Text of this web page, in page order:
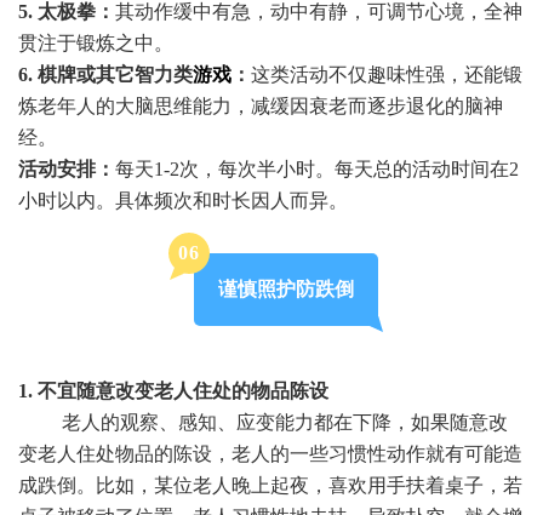
5. 太极拳： 其动作缓中有急，动中有静，可调节心境，全神
贯注于锻炼之中。
6. 棋牌或其它智力类游戏 ： 这类活动不仅趣味性强，还能锻
炼老年人的大脑思维能力，减缓因衰老而逐步退化的脑神
经。
活动安排： 每天1-2次，每次半小时。每天总的活动时间在2
小时以内。具体频次和时长因人而异。
06
谨慎照护防跌倒
1. 不宜随意改变老人住处的物品陈设
老人的观察、感知、应变能力都在下降，如果随意改
变老人住处物品的陈设，老人的一些习惯性动作就有可能造
成跌倒。比如，某位老人晚上起夜，喜欢用手扶着桌子，若